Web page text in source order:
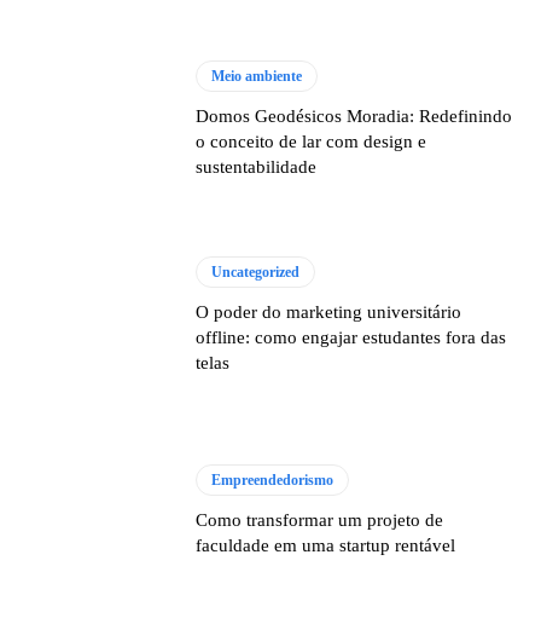
Meio ambiente
Domos Geodésicos Moradia: Redefinindo
o conceito de lar com design e
sustentabilidade
Uncategorized
O poder do marketing universitário
offline: como engajar estudantes fora das
telas
Empreendedorismo
Como transformar um projeto de
faculdade em uma startup rentável